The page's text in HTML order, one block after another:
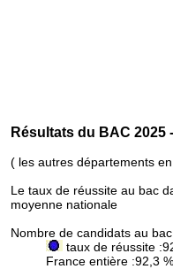
Résultats du BAC 2025
( les autres départements
Le taux de réussite au bac
moyenne nationale
Nombre de candidats au
taux de réussite
France entière :92,3 %